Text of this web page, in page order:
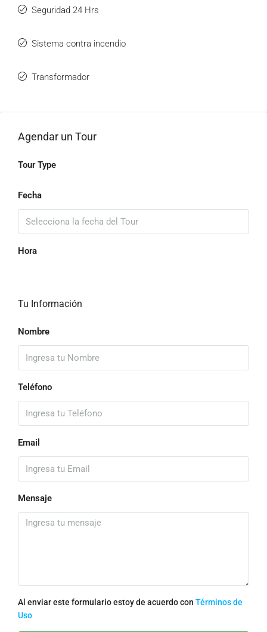
Seguridad 24 Hrs
Sistema contra incendio
Transformador
Agendar un Tour
Tour Type
Fecha
Hora
Tu Información
Nombre
Teléfono
Email
Mensaje
Al enviar este formulario estoy de acuerdo con Términos de
Uso